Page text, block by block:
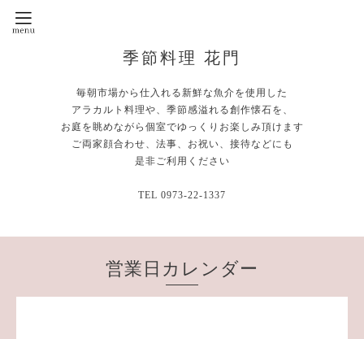
季節料理 花門
毎朝市場から仕入れる新鮮な魚介を使用した
アラカルト料理や、季節感溢れる創作懐石を、
お庭を眺めながら個室でゆっくりお楽しみ頂けます
ご両家顔合わせ、法事、お祝い、接待などにも
是非ご利用ください
TEL 0973-22-1337
営業日カレンダー